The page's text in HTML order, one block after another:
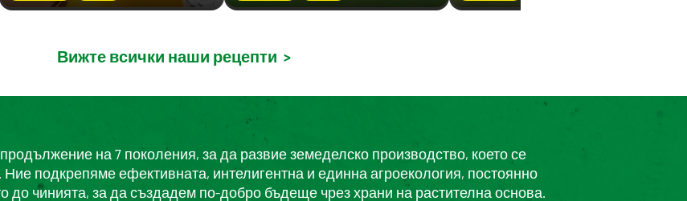
Вижте всички наши рецепти >
на 7 поколения, за да развие земеделско производство, което се
подкрепяме ефективната, интелигентна и единна агроекология, постоянно
до чинията, за да създадем по-добро бъдеще чрез храни на растителна основа.